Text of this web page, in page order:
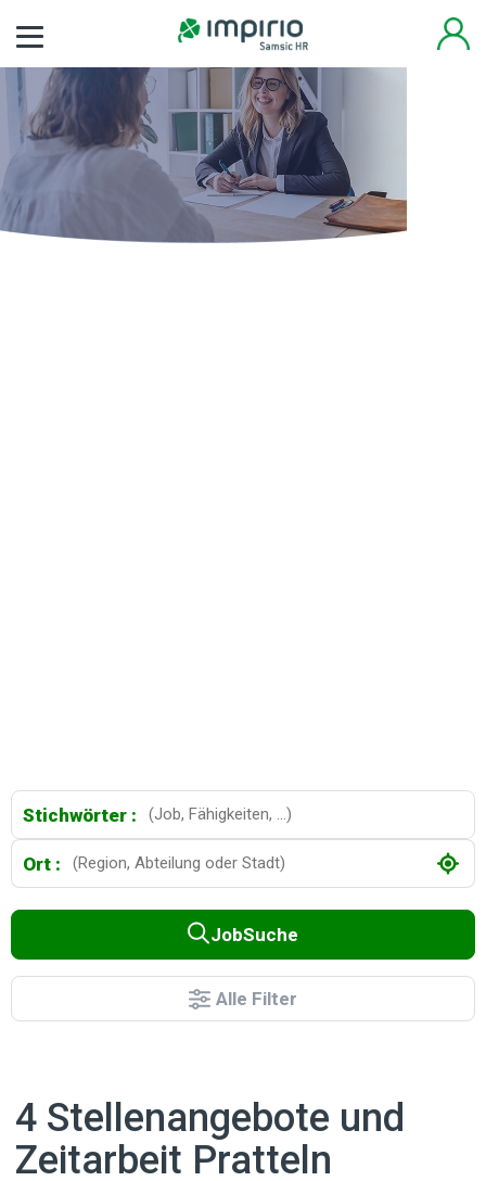
Stichwörter :
Ort :
JobSuche
Alle Filter
4 Stellenangebote und
Zeitarbeit Pratteln